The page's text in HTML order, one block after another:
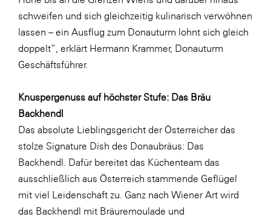
schweifen und sich gleichzeitig kulinarisch verwöhnen
lassen – ein Ausflug zum Donauturm lohnt sich gleich
doppelt“, erklärt Hermann Krammer, Donauturm
Geschäftsführer.
Knuspergenuss auf höchster Stufe: Das Bräu
Backhendl
Das absolute Lieblingsgericht der Österreicher das
stolze Signature Dish des Donaubräus: Das
Backhendl. Dafür bereitet das Küchenteam das
ausschließlich aus Österreich stammende Geflügel
mit viel Leidenschaft zu. Ganz nach Wiener Art wird
das Backhendl mit Bräuremoulade und